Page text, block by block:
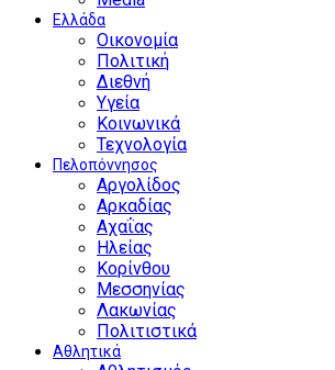
Ελλάδα
Οικονομία
Πολιτική
Διεθνή
Υγεία
Κοινωνικά
Τεχνολογία
Πελοπόννησος
Αργολίδος
Αρκαδίας
Αχαΐας
Ηλείας
Κορίνθου
Μεσσηνίας
Λακωνίας
Πολιτιστικά
Αθλητικά